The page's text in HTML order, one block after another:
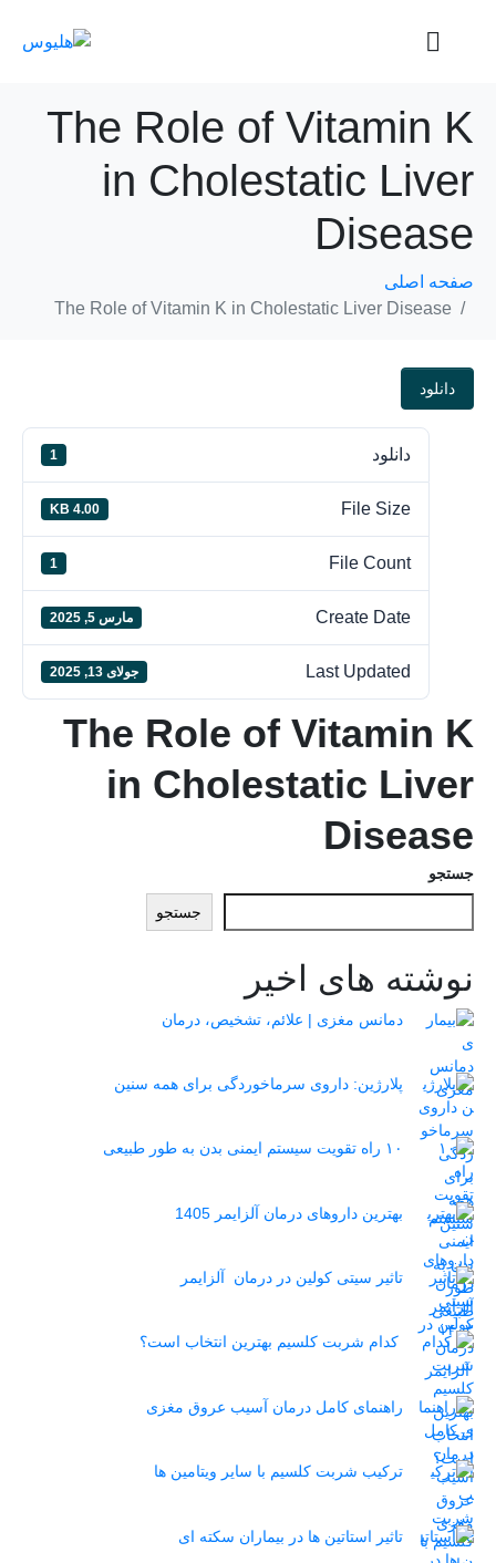
The Role of Vitamin K
in Cholestatic Liver
Disease
صفحه اصلی
The Role of Vitamin K in Cholestatic Liver Disease
دانلود
دانلود 1
File Size
4.00 KB
File Count
1
Create Date مارس 5, 2025
Last Updated جولای 13, 2025
The Role of Vitamin K
in Cholestatic Liver
Disease
جستجو
جستجو
نوشته های اخیر
دمانس مغزی | علائم، تشخیص، درمان
پلارژین: داروی سرماخوردگی برای همه سنین
۱۰ راه تقویت سیستم ایمنی بدن به طور طبیعی
بهترین داروهای درمان آلزایمر 1405
تاثیر سیتی کولین در درمان آلزایمر
کدام شربت کلسیم بهترین انتخاب است؟
راهنمای کامل درمان آسیب عروق مغزی
ترکیب شربت کلسیم با سایر ویتامین ها
تاثیر استاتین‌ ها در بیماران سکته ای